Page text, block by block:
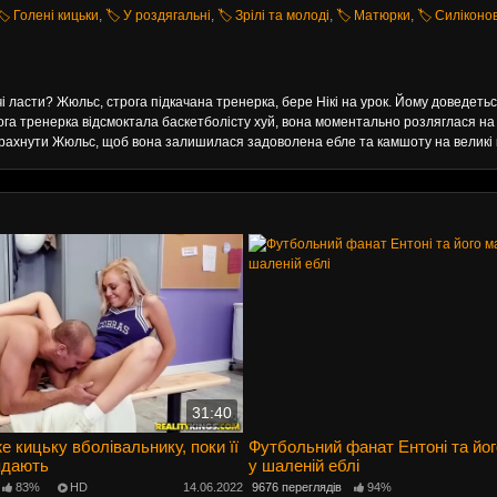
Голені кицьки, 🏷️ У роздягальні, 🏷️ Зрілі та молоді, 🏷️ Матюрки, 🏷️
Жюльс, строга підкачана тренерка, бере Нікі на урок. Йому
тренерка відсмоктала баскетболісту хуй, вона моментально розляглася на
Жюльс, щоб вона залишилася задоволена ебле та камшоту на великі
31:40
кицьку вболівальнику, поки її
83% HD 14.06.2022
Футбольний фанат Ентоні та
у шаленій еблі
9676 переглядів 94%